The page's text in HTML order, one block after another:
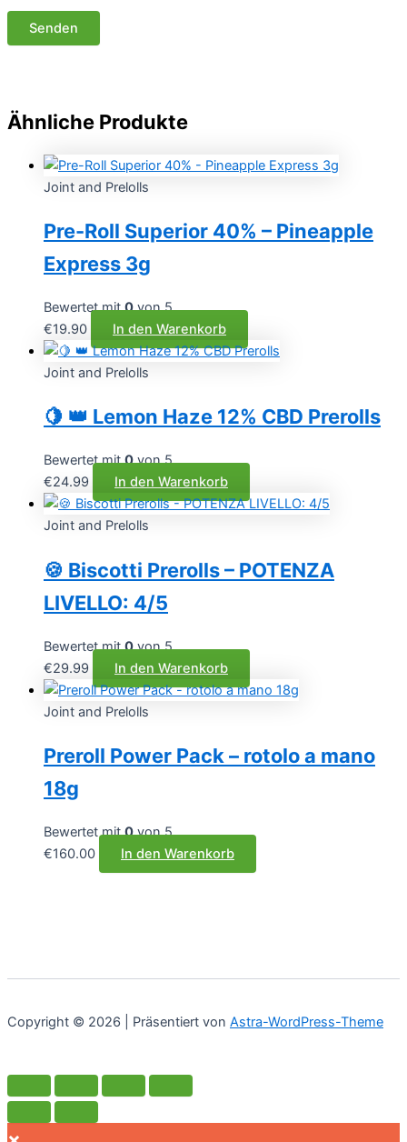
Ähnliche Produkte
Joint and Prelolls
Pre-Roll Superior 40% – Pineapple
Express 3g
Bewertet mit0von 5
€19.90 In den Warenkorb
Joint and Prelolls
🍋 👑 Lemon Haze 12% CBD Prerolls
Bewertet mit0von 5
€24.99 In den Warenkorb
Joint and Prelolls
🍪 Biscotti Prerolls – POTENZA
LIVELLO: 4/5
Bewertet mit0von 5
€29.99 In den Warenkorb
Joint and Prelolls
Preroll Power Pack – rotolo a mano
18g
Bewertet mit0von 5
€160.00 In den Warenkorb
Copyright © 2026 | Präsentiert von Astra-WordPress-Theme